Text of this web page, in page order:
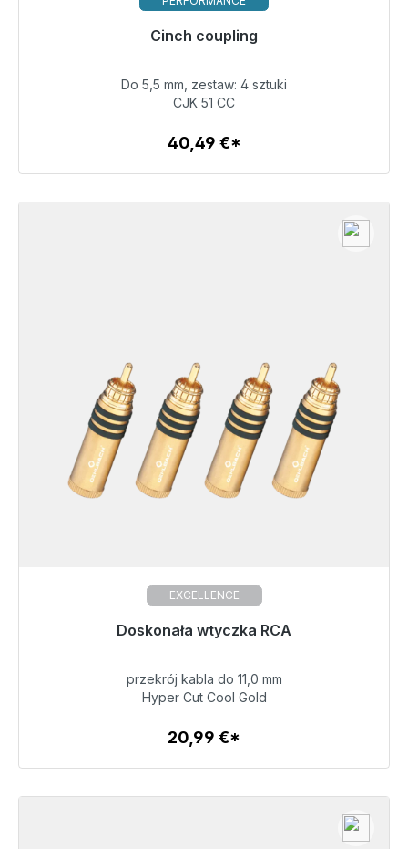
Cinch coupling
Gotowy do natychmiastowej wysyłki, czas dostawy
40,49 €
Szczegóły
Do 5,5 mm, zestaw: 4 sztuki
CJK 51 CC
40,49 €*
EXCELLENCE
Doskonała wtyczka RCA
20,99 €
Szczegóły
przekrój kabla do 11,0 mm
Hyper Cut Cool Gold
20,99 €*